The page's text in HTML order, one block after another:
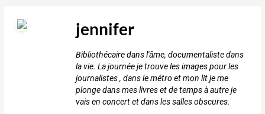
jennifer
Bibliothécaire dans l'âme, documentaliste dans
la vie. La journée je trouve les images pour les
journalistes , dans le métro et mon lit je me
plonge dans mes livres et de temps à autre je
vais en concert et dans les salles obscures.